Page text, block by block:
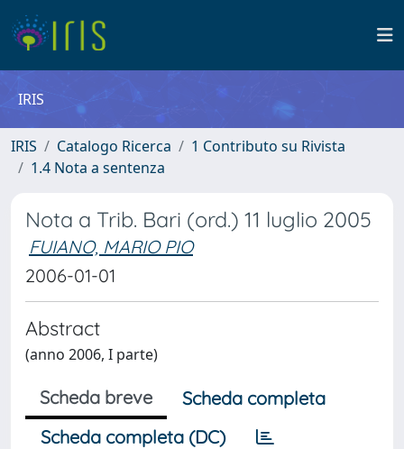
IRIS
IRIS Catalogo Ricerca
1 Contributo su Rivista
1.4 Nota a sentenza
Nota a Trib. Bari (ord.) 11 luglio 2005
FUIANO, MARIO PIO
2006-01-01
Abstract
(anno 2006, I parte)
Scheda breve
Scheda completa
Scheda completa (DC)